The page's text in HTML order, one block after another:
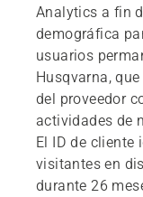
Analytics a fin
demográfica
usuarios
Husqvarna,
del proveedor
actividades de
El ID de
visitantes en
durante 26